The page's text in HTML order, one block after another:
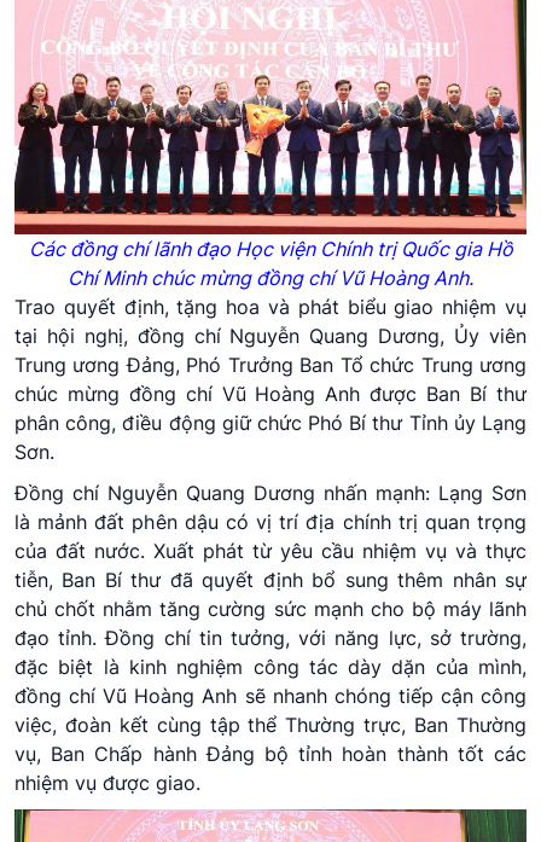
Các đồng chí lãnh đạo Học viện Chính trị Quốc gia Hồ
Chí Minh chúc mừng đồng chí Vũ Hoàng Anh.
Trao quyết định, tặng hoa và phát biểu giao nhiệm vụ
tại hội nghị, đồng chí Nguyễn Quang Dương, Ủy viên
Trung ương Đảng, Phó Trưởng Ban Tổ chức Trung ương
chúc mừng đồng chí Vũ Hoàng Anh được Ban Bí thư
phân công, điều động giữ chức Phó Bí thư Tỉnh ủy Lạng
Sơn.
Đồng chí Nguyễn Quang Dương nhấn mạnh: Lạng Sơn
là mảnh đất phên dậu có vị trí địa chính trị quan trọng
của đất nước. Xuất phát từ yêu cầu nhiệm vụ và thực
tiễn, Ban Bí thư đã quyết định bổ sung thêm nhân sự
chủ chốt nhằm tăng cường sức mạnh cho bộ máy lãnh
đạo tỉnh. Đồng chí tin tưởng, với năng lực, sở trường,
đặc biệt là kinh nghiệm công tác dày dặn của mình,
đồng chí Vũ Hoàng Anh sẽ nhanh chóng tiếp cận công
việc, đoàn kết cùng tập thể Thường trực, Ban Thường
vụ, Ban Chấp hành Đảng bộ tỉnh hoàn thành tốt các
nhiệm vụ được giao.